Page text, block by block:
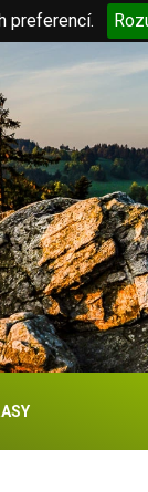
preferencí.